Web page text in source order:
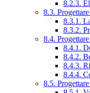
8.2.3.
8.3.
8.3.1.
8.3.2.
8.4.
8.4.1.
8.4.2.
8.4.3.
8.4.4.
8.5.